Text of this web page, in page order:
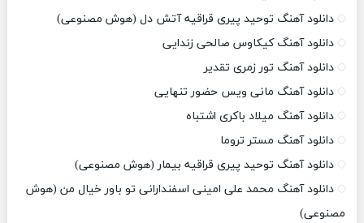
دانلود آهنگ توحید پیری قراقیه آتش دل (هوش مصنوعی)
دانلود آهنگ کیکاوس صالحی زندایی
دانلود آهنگ تور زمری تقدیر
دانلود آهنگ مانی ویس حضور تنهایی
دانلود آهنگ میلاد باکری اشتباه
دانلود آهنگ مستر تروما
دانلود آهنگ توحید پیری قراقیه بیمار (هوش مصنوعی)
دانلود آهنگ محمد علی امینی اسفندارانی تو باور خیال من (هوش
مصنوعی)